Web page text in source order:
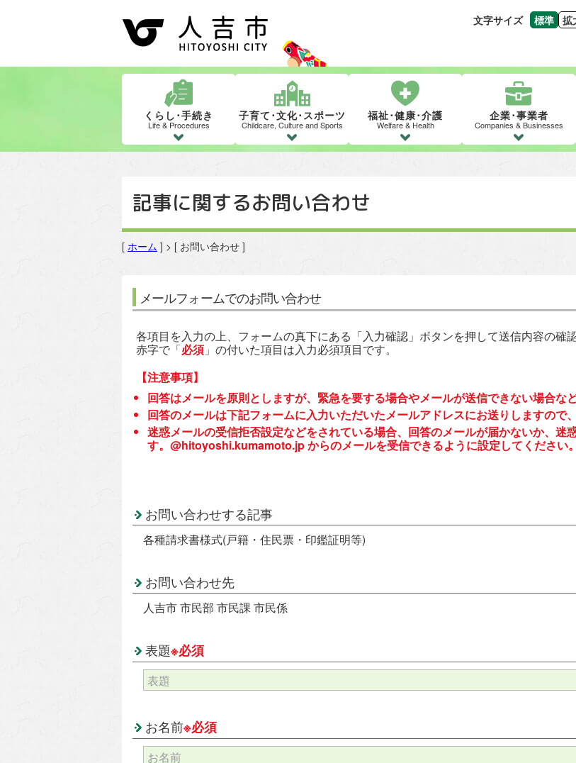
文字サイズ 標準
文字の
拡
文
くらし･手続き
Life & Procedures
子育て･文化･スポーツ
Childcare, Culture and Sports
福祉･健康･介護
Welfare & Health
企業･事業者
Companies & Businesses
記事に関するお問い合わせ
[ ホーム ] > [ お問い合わせ ]
メールフォームでのお問い合わせ
各項目を入力の上、フォームの真下にある「入力確認」ボタンを押して送信内容の確
赤字で「必須 」の付いた項目は入力必須項目です。
【注意事項】
回答はメールを原則としますが、緊急を要する場合やメールが送信できない場合な
回答のメールは下記フォームに入力いただいたメールアドレスにお送りしますので
迷惑メールの受信拒否設定などをされている場合、回答のメールが届かないか、迷
す。@hitoyoshi.kumamoto.jp からのメールを受信できるように設定してください。
お問い合わせする記事
各種請求書様式(戸籍・住民票・印鑑証明等)
お問い合わせ先
人吉市 市民部 市民課 市民係
表題※必須
お名前※必須